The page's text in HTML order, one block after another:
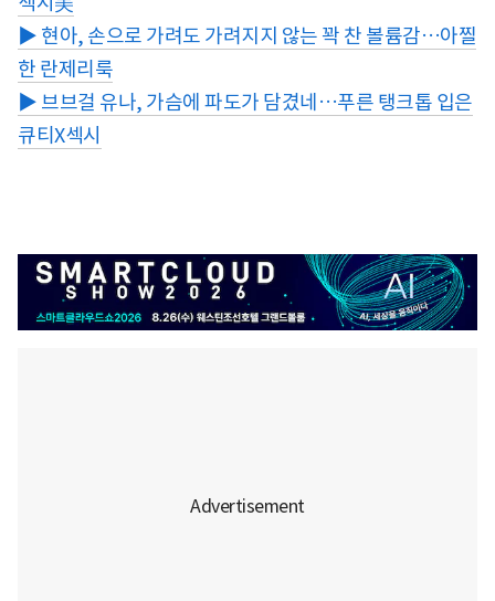
▶ 현아, 손으로 가려도 가려지지 않는 꽉 찬 볼륨감…아찔
한 란제리룩
▶ 브브걸 유나, 가슴에 파도가 담겼네…푸른 탱크톱 입은
큐티X섹시